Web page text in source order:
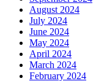
August 2024
July 2024
June 2024
May 2024
April 2024
March 2024
February 2024